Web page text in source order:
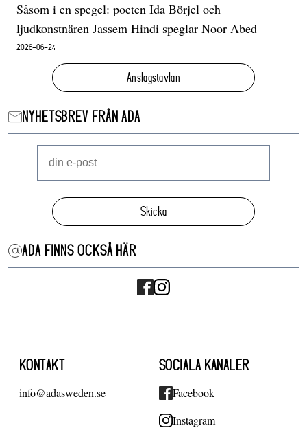
Såsom i en spegel: poeten Ida Börjel och
ljudkonstnären Jassem Hindi speglar Noor Abed
2026-06-24
Anslagstavlan
NYHETSBREV FRÅN ADA
Skicka
ADA FINNS OCKSÅ HÄR
KONTAKT
info@adasweden.se
SOCIALA KANALER
Facebook
Instagram